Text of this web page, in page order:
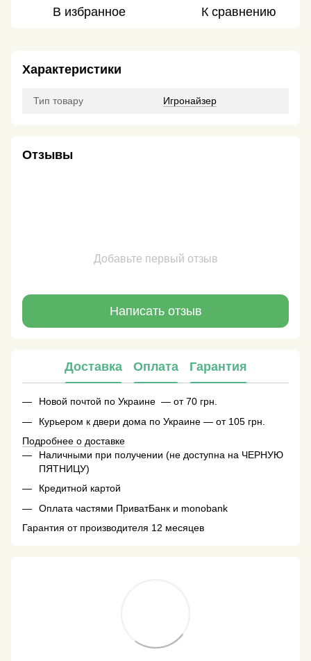
В избранное К сравнению
Характеристики
Тип товару Игронайзер
Отзывы
Добавьте первый отзыв
Написать отзыв
Доставка Оплата Гарантия
Новой почтой по Украине — от 70 грн.
Курьером к двери дома по Украине — от 105 грн.
Подробнее о доставке
Наличными при получении (не доступна на ЧЕРНУЮ
ПЯТНИЦУ)
Кредитной картой
Оплата частями ПриватБанк и monobank
Гарантия от производителя 12 месяцев